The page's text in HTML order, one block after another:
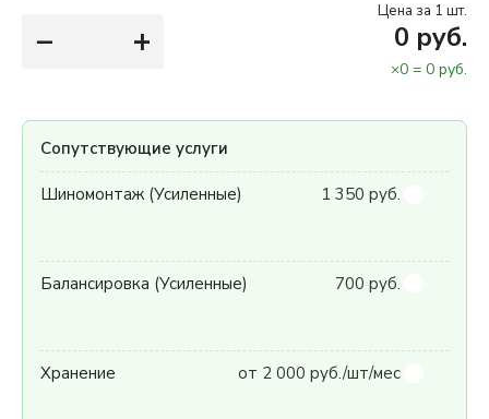
− +
Цена за 1 шт.
0 руб.
×0 = 0 руб.
Сопутствующие услуги
Шиномонтаж (Усиленные) 1 350 руб.
Балансировка (Усиленные) 700 руб.
Хранение от 2 000 руб./шт/мес